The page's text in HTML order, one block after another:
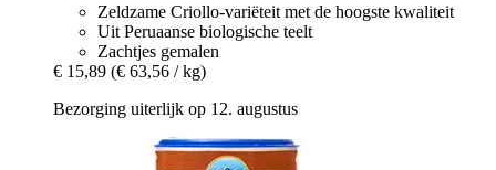
Zeldzame Criollo-variëteit met de hoogste kwaliteit
Uit Peruaanse biologische teelt
Zachtjes gemalen
€ 15,89 (€ 63,56 / kg)
Bezorging uiterlijk op 12. augustus